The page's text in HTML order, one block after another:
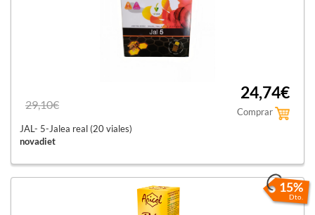
29,10€
24,74€
Comprar
JAL- 5-Jalea real (20 viales)
novadiet
15%
Dto.